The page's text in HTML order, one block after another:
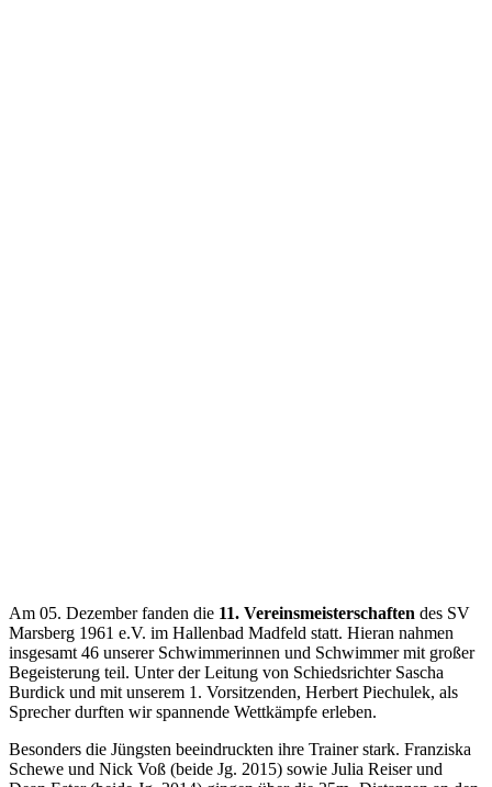
Am 05. Dezember fanden die 11. Vereinsmeisterschaften des SV
Marsberg 1961 e.V. im Hallenbad Madfeld statt. Hieran nahmen
insgesamt 46 unserer Schwimmerinnen und Schwimmer mit großer
Begeisterung teil. Unter der Leitung von Schiedsrichter Sascha
Burdick und mit unserem 1. Vorsitzenden, Herbert Piechulek, als
Sprecher durften wir spannende Wettkämpfe erleben.
Besonders die Jüngsten beeindruckten ihre Trainer stark. Franziska
Schewe und Nick Voß (beide Jg. 2015) sowie Julia Reiser und